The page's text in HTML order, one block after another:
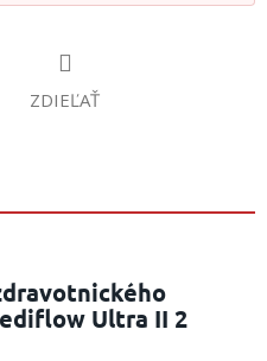
ZDIEĽAŤ
Ultra II 2